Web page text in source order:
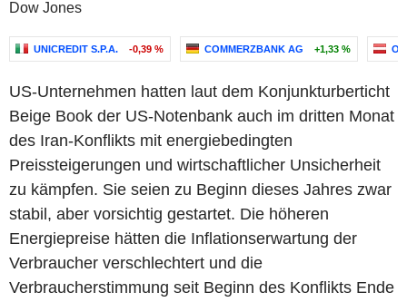
Dow Jones
UNICREDIT S.P.A. -0,39 % COMMERZBANK AG +1,33 %
US-Unternehmen hatten laut dem Konjunkturberticht
Beige Book der US-Notenbank auch im dritten Monat
des Iran-Konflikts mit energiebedingten
Preissteigerungen und wirtschaftlicher Unsicherheit
zu kämpfen. Sie seien zu Beginn dieses Jahres zwar
stabil, aber vorsichtig gestartet. Die höheren
Energiepreise hätten die Inflationserwartung der
Verbraucher verschlechtert und die
Verbraucherstimmung seit Beginn des Konflikts Ende